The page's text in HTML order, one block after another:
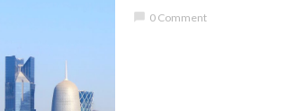
chat_bubble 0 Comment